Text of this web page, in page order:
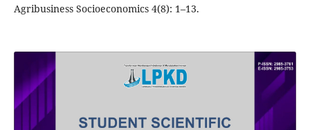
Agribusiness Socioeconomics 4(8): 1–13.